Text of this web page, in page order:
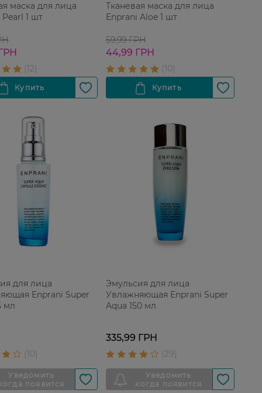
маска для лица
Pearl 1 шт
Тканевая маска для лица
Enprani Aloe 1 шт
59,99 ГРН
44,99 ГРН
для лица
Enprani Super
мл
Эмульсия для лица
Увлажняющая Enprani Super
Aqua 150 мл
335,99 ГРН